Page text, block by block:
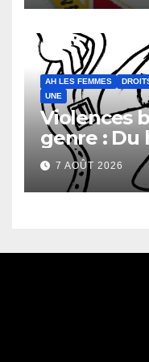
faveur de
Générale
AH LES FEMMES
UNE
Violences
genre : Du
sexuel
7 AOÛT 2026